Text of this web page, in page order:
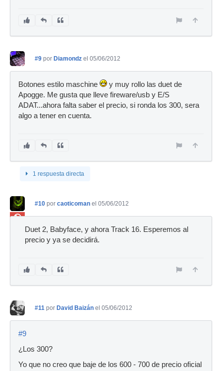
#9 por Diamondz el 05/06/2012
Botones estilo maschine
y muy rollo las duet de
Apogge. Me gusta que lleve fireware/usb y E/S
ADAT...ahora falta saber el precio, si ronda los 300, sera
algo a tener en cuenta.
1 respuesta directa
#10 por caoticoman el 05/06/2012
Duet 2, Babyface, y ahora Track 16. Esperemos al
precio y ya se decidirá.
#11 por David Baizán el 05/06/2012
#9
¿Los 300?
Yo que no creo que baje de los 600 - 700 de precio oficial